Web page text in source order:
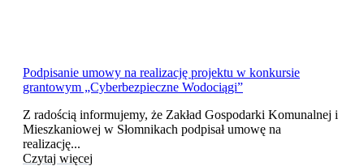
Podpisanie umowy na realizację projektu w konkursie
grantowym „Cyberbezpieczne Wodociągi”
Z radością informujemy, że Zakład Gospodarki Komunalnej i
Mieszkaniowej w Słomnikach podpisał umowę na
realizację...
Czytaj więcej